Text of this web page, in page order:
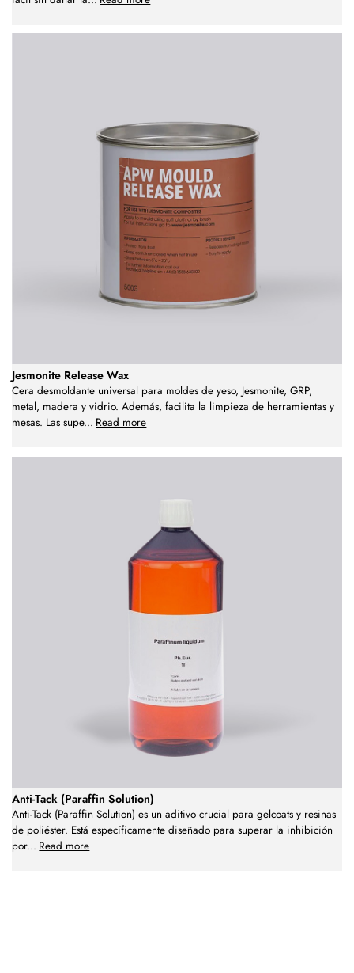
Jesmonite Release Wax
Cera desmoldante universal para moldes de yeso, Jesmonite, GRP,
metal, madera y vidrio. Además, facilita la limpieza de herramientas y
mesas. Las supe... Read more
Anti-Tack (Paraffin Solution)
Anti-Tack (Paraffin Solution) es un aditivo crucial para gelcoats y resinas
de poliéster. Está específicamente diseñado para superar la inhibición
por... Read more